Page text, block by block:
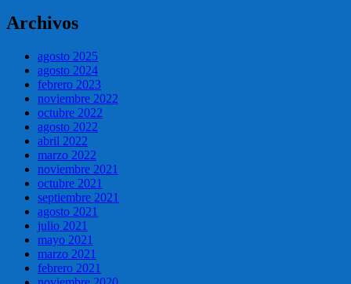
Archivos
agosto 2025
agosto 2024
febrero 2023
noviembre 2022
octubre 2022
agosto 2022
abril 2022
marzo 2022
noviembre 2021
octubre 2021
septiembre 2021
agosto 2021
julio 2021
mayo 2021
marzo 2021
febrero 2021